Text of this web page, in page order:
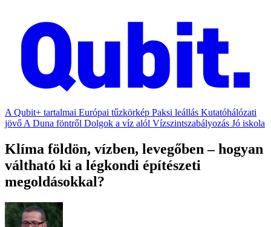
A Qubit+ tartalmai Európai tűzkörkép Paksi leállás Kutatóhálózati
jövő A Duna föntről Dolgok a víz alól Vízszintszabályozás Jó iskola
Klíma földön, vízben, levegőben – hogyan
váltható ki a légkondi építészeti
megoldásokkal?